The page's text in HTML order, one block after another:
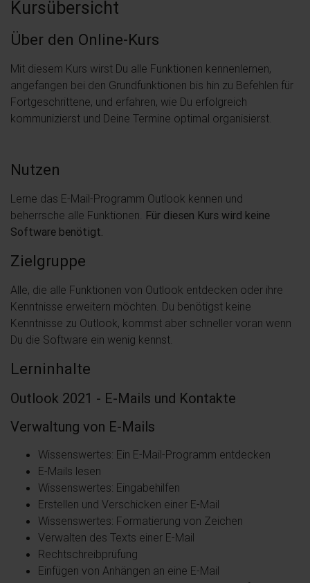
Kursübersicht
Über den Online-Kurs
Mit diesem Kurs wirst Du alle Funktionen kennenlernen,
angefangen bei den Grundfunktionen bis hin zu Befehlen für
Fortgeschrittene, und erfahren, wie Du erfolgreich
kommunizierst und Deine Termine optimal organisierst.
Nutzen
Lerne das E-Mail-Programm Outlook kennen und
beherrsche alle Funktionen. Für diesen Kurs wird keine
Software benötigt.
Zielgruppe
Alle, die alle Funktionen von Outlook entdecken oder ihre
Kenntnisse erweitern möchten. Du benötigst keine
Kenntnisse zu Outlook, kommst aber schneller voran wenn
Du die Software ein wenig kennst.
Lerninhalte
Outlook 2021 - E-Mails und Kontakte
Verwaltung von E-Mails
Wissenswertes: Ein E-Mail-Programm entdecken
E-Mails lesen
Wissenswertes: Eingabehilfen
Erstellen und Verschicken einer E-Mail
Wissenswertes: Formatierung von Zeichen
Verwalten des Texts einer E-Mail
Rechtschreibprüfung
Einfügen von Anhängen an eine E-Mail